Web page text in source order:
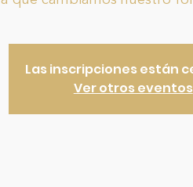
Las inscripciones están
Ver otros eventos